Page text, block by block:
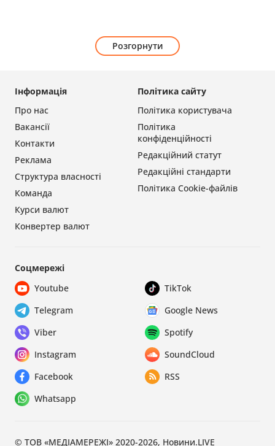
Розгорнути
Політика сайту
Політика користувача
Політика
конфіденційності
Редакційний статут
Редакційні стандарти
Політика Cookie-файлів
Інформація
Про нас
Вакансії
Контакти
Реклама
Структура власності
Команда
Курси валют
Конвертер валют
Соцмережі
Youtube
TikTok
Telegram
Google News
Viber
Spotify
Instagram
SoundCloud
Facebook
RSS
Whatsapp
© ТОВ «МЕДІАМЕРЕЖІ» 2020-2026, Новини.LIVE